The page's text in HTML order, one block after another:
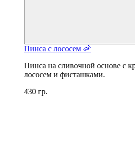
Пинса с лососем 🦐
Пинса на сливочной основе с
лососем и фисташками.
430 гр.